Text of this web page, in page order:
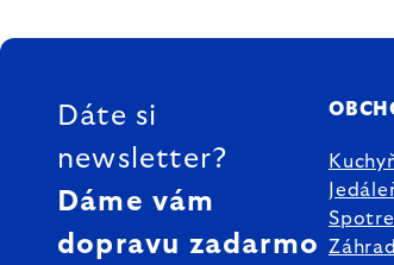
ZÁPÄTIE
Dáte si
newsletter?
Dáme vám
dopravu zadarmo